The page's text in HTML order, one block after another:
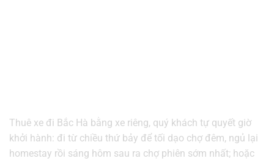
Thuê xe đi Bắc Hà bằng xe riêng, quý khách tự quyết giờ
khởi hành: đi từ chiều thứ bảy để tối dạo chợ đêm, ngủ lại
homestay rồi sáng hôm sau ra chợ phiên sớm nhất; hoặc